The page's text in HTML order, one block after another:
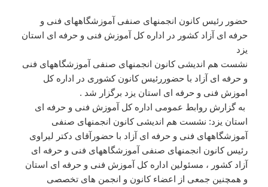
حضور رئیس کانون انجمنهای صنفی آموزشگاههای فنی و
حرفه ای آزاد کشور در اداره کل آموزش فنی و حرفه ای استان
یزد
نشست هم اندیشی کانون انجمنهای صنفی آموزشگاههای فنی
و حرفه ای آزاد با حضوررئیس کانون کشوری در اداره کل
اموزش فنی و حرفه ای استان یزد برگزار شد .
به گزارش روابط عمومی اداره کل آموزش فنی و حرفه ای
استان یزد: نشست هم اندیشی کانون انجمنهای صنفی
آموزشگاههای فنی و حرفه ای آزاد با حضورآقای دکتر لیراوی
رئیس کانون انجمنهای صنفی آموزشگاههای فنی و حرفه ای
آزاد کشور ، مسئولین اداره کل آموزش فنی و حرفه ای استان
و همچنین جمعی از اعضاء کانون و انجمن های تخصصی